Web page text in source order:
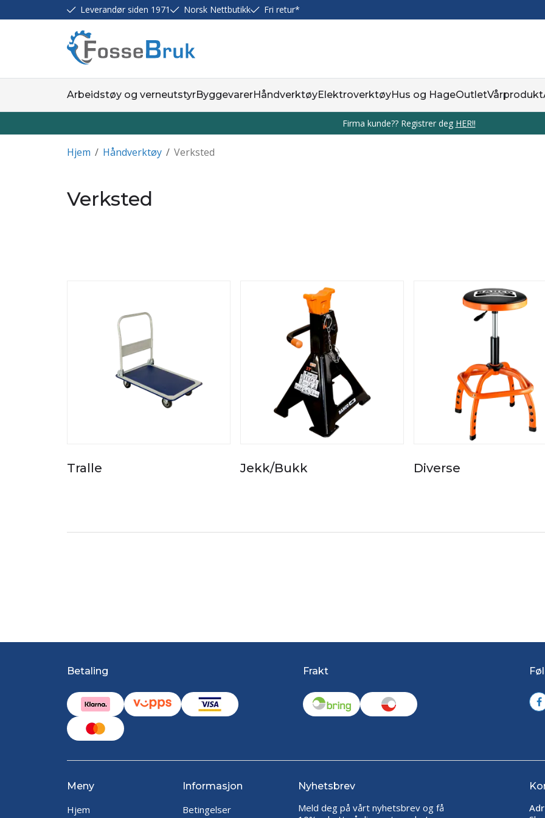
Leverandør siden 1971 Norsk Nettbutikk Fri retur*
Arbeidstøy og verneutstyrByggevarerHåndverktøyElektroverktøyHus og HageOutletVårprodukt
Firma kunde?? Registrer deg HER!!
/
Hjem /
Håndverktøy Verksted
Verksted
Tralle Jekk/Bukk Diverse
Betaling Frakt
Meny
Hjem
Informasjon
Betingelser
Nyhetsbrev
Meld deg på vårt nyhetsbrev og få